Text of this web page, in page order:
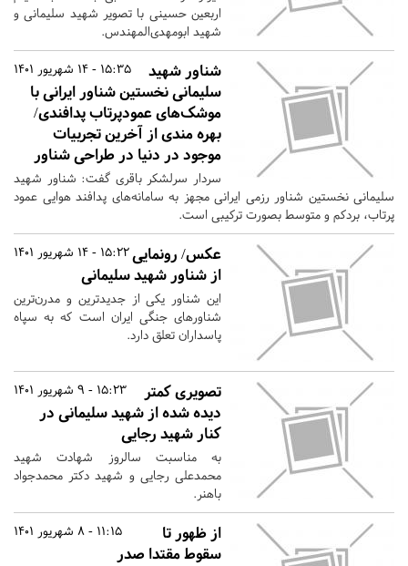
اربعین حسینی با تصویر شهید سلیمانی و
شهید ابومهدی‌المهندس.
15:35 - 14 شهریور 1401
شناور شهید
سلیمانی نخستین شناور ایرانی با
موشک‌های عمودپرتاب پدافندی/
بهره مندی از آخرین تجربیات
موجود در دنیا در طراحی شناور
سردار سرلشکر باقری گفت: شناور شهید
سلیمانی نخستین شناور رزمی ایرانی مجهز به سامانه‌های پدافند هوایی عمود
پرتاب، بردکم و متوسط بصورت ترکیبی است.
15:22 - 14 شهریور 1401عکس/ رونمایی
از شناور شهید سلیمانی
این شناور یکی از جدیدترین و مدرن‌ترین
شناورهای جنگی ایران است که به سپاه
پاسداران تعلق دارد.
15:23 - 9 شهریور 1401
تصویری کمتر
دیده شده از شهید سلیمانی در
کنار شهید رجایی
به مناسبت سالروز شهادت شهید
محمدعلی رجایی و شهید دکتر محمدجواد
باهنر.
11:15 - 8 شهریور 1401
از ظهور تا
سقوط مقتدا صدر